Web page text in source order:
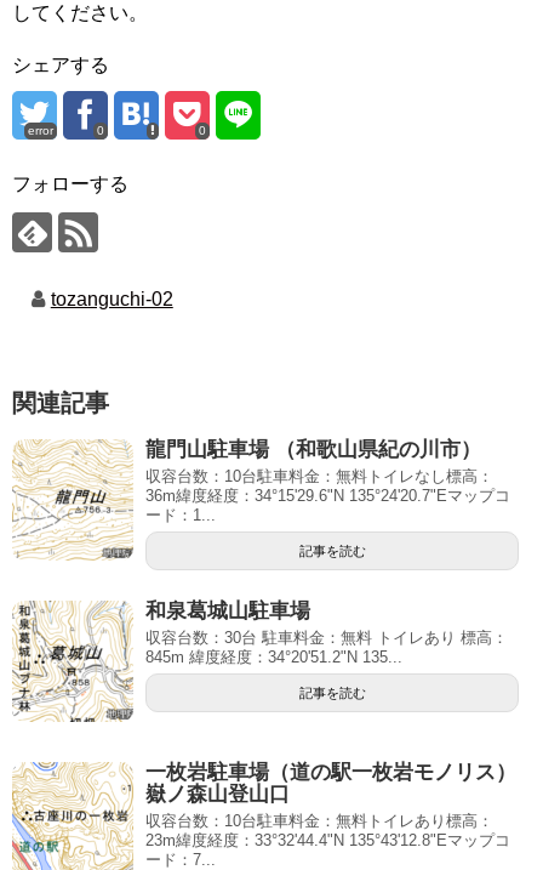
してください。
シェアする
error 0 0
フォローする
tozanguchi-02
関連記事
龍門山駐車場 （和歌山県紀の川市）
収容台数：10台駐車料金：無料トイレなし標高：
36m緯度経度：34°15'29.6"N 135°24'20.7"Eマップコ
ード：1...
記事を読む
和泉葛城山駐車場
収容台数：30台 駐車料金：無料 トイレあり 標高：
845m 緯度経度：34°20'51.2"N 135...
記事を読む
一枚岩駐車場（道の駅一枚岩モノリス）
嶽ノ森山登山口
収容台数：10台駐車料金：無料トイレあり標高：
23m緯度経度：33°32'44.4"N 135°43'12.8"Eマップコ
ード：7...